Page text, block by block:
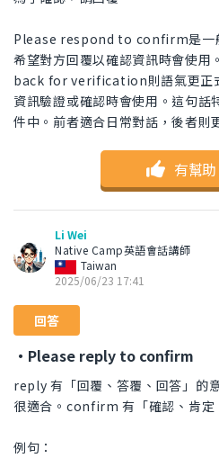
Please respond to confirm是一
希望對方回覆以確認資訊時會使
back for verification則語氣更正
資訊驗證或確認時會使用。這句話
件中。前者適合日常對話，後者則
有幫助
Li Wei
Native Camp英語會話講師
Taiwan
2025/06/23 17:41
回答
・Please reply to confirm
reply 有「回覆、答覆、回答」的
很適合。confirm 有「確認、肯定
例句：